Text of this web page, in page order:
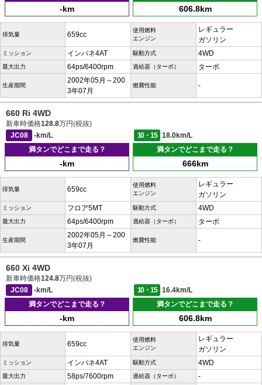
-km 606.8km
排気量 659cc
使用燃料
エンジン
レギュラー
ガソリン
ミッション インパネ4AT 駆動方式 4WD
最大出力 64ps/6400rpm 過給器（ターボ） ターボ
生産期間
2002年05月～200
3年07月
燃費性能 -
660 Ri 4WD
新車時価格128.8万円(税抜)
JC08
-km/L 10・15
18.0km/L
満タンでどこまで走る？
-km
満タンでどこまで走る？
666km
排気量 659cc
使用燃料
エンジン
レギュラー
ガソリン
ミッション フロア5MT 駆動方式 4WD
最大出力 64ps/6400rpm 過給器（ターボ） ターボ
生産期間
2002年05月～200
3年07月
燃費性能 -
660 Xi 4WD
新車時価格124.8万円(税抜)
JC08
-km/L 10・15
16.4km/L
満タンでどこまで走る？
-km
満タンでどこまで走る？
606.8km
排気量 659cc
使用燃料
エンジン
レギュラー
ガソリン
ミッション インパネ4AT 駆動方式 4WD
最大出力 58ps/7600rpm 過給器（ターボ） -